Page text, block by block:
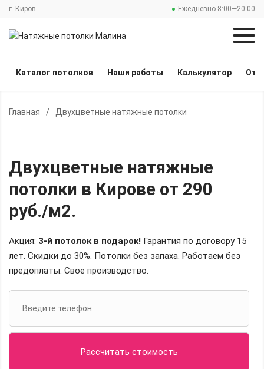
г. Киров Ежедневно 8:00—20:00
Каталог потолков Наши работы Калькулятор
Главная / Двухцветные натяжные потолки
Двухцветные натяжные
потолки в Кирове от 290
руб./м2.
Акция: 3-й потолок в подарок! Гарантия по договору 15
лет. Скидки до 30%. Потолки без запаха. Работаем без
предоплаты. Свое производство.